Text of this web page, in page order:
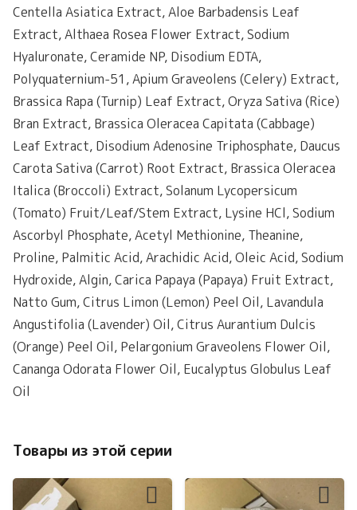
Centella Asiatica Extract, Aloe Barbadensis Leaf
Extract, Althaea Rosea Flower Extract, Sodium
Hyaluronate, Ceramide NP, Disodium EDTA,
Polyquaternium-51, Apium Graveolens (Celery) Extract,
Brassica Rapa (Turnip) Leaf Extract, Oryza Sativa (Rice)
Bran Extract, Brassica Oleracea Capitata (Cabbage)
Leaf Extract, Disodium Adenosine Triphosphate, Daucus
Carota Sativa (Carrot) Root Extract, Brassica Oleracea
Italica (Broccoli) Extract, Solanum Lycopersicum
(Tomato) Fruit/Leaf/Stem Extract, Lysine HCl, Sodium
Ascorbyl Phosphate, Acetyl Methionine, Theanine,
Proline, Palmitic Acid, Arachidic Acid, Oleic Acid, Sodium
Hydroxide, Algin, Carica Papaya (Papaya) Fruit Extract,
Natto Gum, Citrus Limon (Lemon) Peel Oil, Lavandula
Angustifolia (Lavender) Oil, Citrus Aurantium Dulcis
(Orange) Peel Oil, Pelargonium Graveolens Flower Oil,
Cananga Odorata Flower Oil, Eucalyptus Globulus Leaf
Oil
Товары из этой серии